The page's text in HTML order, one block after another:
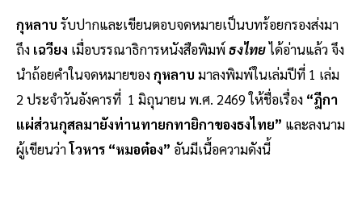
กุหลาบ รับปากและเขียนตอบจดหมายเป็นบทร้อยกรองส่งมา
ถึง เฉวียง เมื่อบรรณาธิการหนังสือพิมพ์ธงไทยได้อ่านแล้วจึง
นำถ้อยคำในจดหมายของกุหลาบ มาลงพิมพ์ในเล่มปีที่ 1 เล่ม
2 ประจำวันอังคารที่ 1 มิถุนายน พ.ศ. 2469 ให้ชื่อเรื่อง “ฎีกา
แผ่ส่วนกุสลมายังท่านทายกทายิกาของธงไทย” และลงนาม
ผู้เขียนว่าโวหาร “หมอต๋อง” อันมีเนื้อความดังนี้